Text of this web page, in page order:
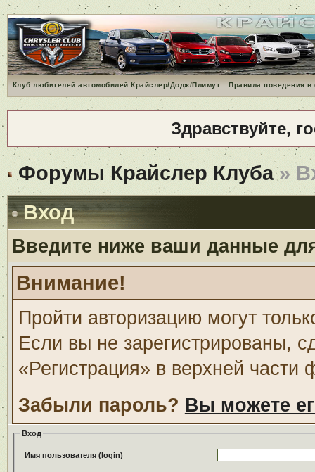
Клуб любителей автомобилей Крайслер/Додж/Плимут Правила поведения
Здравствуйте,
Форумы Крайслер Клуба»
Вход
Введите ниже ваши данные
Внимание!
Пройти авторизацию могут
Если вы не зарегистрированы,
«Регистрация» в верхней части
Забыли пароль? Вы можете
Вход
Имя пользователя (login)